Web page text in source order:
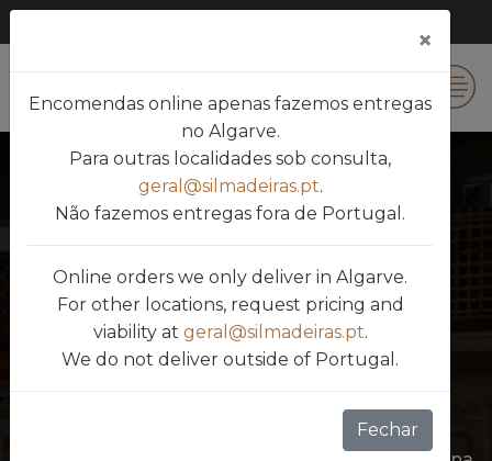
Silmadeiras - Comércio de Madeiras,
LDA
31 Anos De Experiência
Fundada em 1995 por José António Gomes
×
Encomendas online apenas fazemos entregas
no Algarve.
Para outras localidades sob consulta,
geral@silmadeiras.pt.
Não fazemos entregas fora de Portugal.
Online orders we only deliver in Algarve.
For other locations, request pricing and
viability at geral@silmadeiras.pt.
We do not deliver outside of Portugal.
Fechar